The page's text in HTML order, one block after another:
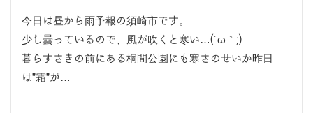
今日は昼から雨予報の須崎市です。
少し曇っているので、風が吹くと寒い…(´ω｀;)
暮らすさきの前にある桐間公園にも寒さのせいか昨日
は”霜”が…